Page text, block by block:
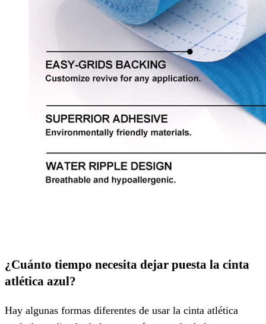
¿Cuánto tiempo necesita dejar puesta la cinta
atlética azul?
Hay algunas formas diferentes de usar la cinta atlética